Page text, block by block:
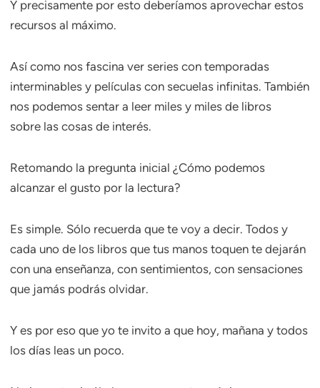
Y precisamente por esto deberíamos aprovechar estos
recursos al máximo.
Así como nos fascina ver series con temporadas
interminables y películas con secuelas infinitas. También
nos podemos sentar a leer miles y miles de libros
sobre las cosas de interés.
Retomando la pregunta inicial ¿Cómo podemos
alcanzar el gusto por la lectura?
Es simple. Sólo recuerda que te voy a decir. Todos y
cada uno de los libros que tus manos toquen te dejarán
con una enseñanza, con sentimientos, con sensaciones
que jamás podrás olvidar.
Y es por eso que yo te invito a que hoy, mañana y todos
los días leas un poco.